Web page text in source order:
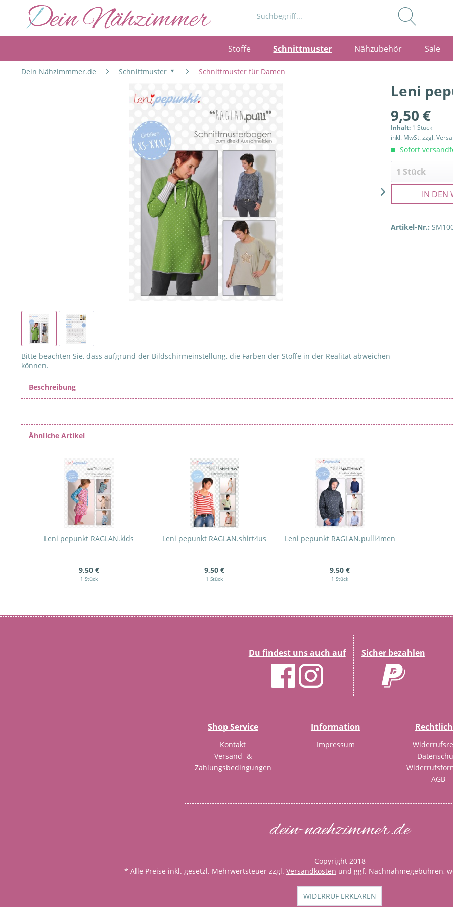
Stoffe Schnittmuster Nähzubehör Sale
Dein Nähzimmmer.de Schnittmuster Schnittmuster für Damen
Bitte beachten Sie, dass aufgrund der Bildschirmeinstellung, die Farben der Stoffe in der Realität abweichen
können.
Leni
9,50 €
Inhalt: 1 Stück
inkl. MwSt.zzgl.
Sofort
IN DEN
Artikel-Nr.:
Beschreibung
Ähnliche Artikel
Leni pepunkt RAGLAN.kids
9,50 €
1 Stück
Leni pepunkt RAGLAN.shirt4us
9,50 €
1 Stück
Leni pepunkt RAGLAN.pulli4men
9,50 €
1 Stück
Du findest uns auch auf Sicher bezahlen
Shop Service
Kontakt
Versand- &
Zahlungsbedingungen
Information
Impressum
AGB
dein-naehzimmer.de
Copyright 2018
* Alle Preise inkl. gesetzl. Mehrwertsteuer zzgl. Versandkosten und ggf. Nachnahmegebühren,
WIDERRUF ERKLÄREN